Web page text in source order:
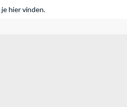
hier vinden.